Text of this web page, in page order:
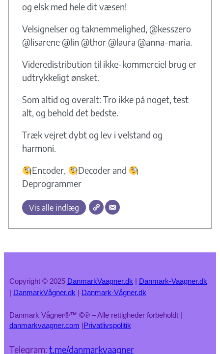
og elsk med hele dit væsen!
Velsignelser og taknemmelighed, @kesszero
@lisarene @lin @thor @laura @anna-maria.
Videredistribution til ikke-kommerciel brug er
udtrykkeligt ønsket.
Som altid og overalt: Tro ikke på noget, test
alt, og behold det bedste.
Træk vejret dybt og lev i velstand og
harmoni.
Encoder,
Decoder and
Deprogrammer
Vis alle indlæg
Copyright © 2025 DanmarkVaagner.dk | Danmark-Vaagner.dk
| DanmarkVågner.dk | Danmark-Vågner.dk
Danmark Vågner®™ ©℗ – Alle rettigheder forbeholdt |
danmarkvaagner.com |Privatlivspolitik
Telegram: t.me/danmarkvaagner